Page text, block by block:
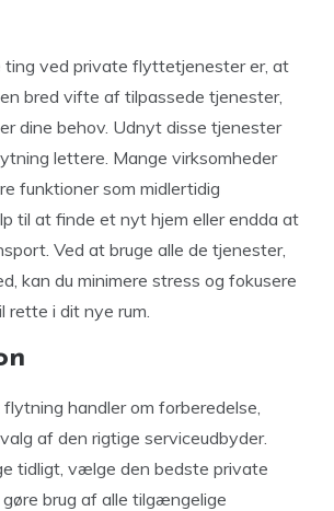
ting ved private flyttetjenester er, at
bred vifte af tilpassede tjenester,
dine behov. Udnyt disse tjenester
lettere. Mange virksomheder
funktioner som midlertidig
til at finde et nyt hjem eller endda at
Ved at bruge alle de tjenester,
kan du minimere stress og fokusere
rette i dit nye rum.
handler om forberedelse,
af den rigtige serviceudbyder.
tidligt, vælge den bedste private
brug af alle tilgængelige